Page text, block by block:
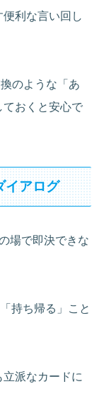
便利な言い回し
のような「あ
ておくと安心で
イアログ
場で即決できな
持ち帰る」こと
派なカードに